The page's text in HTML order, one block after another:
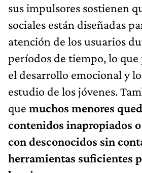
sus impulsores sostienen
sociales están diseñadas
atención de los usuarios
períodos de tiempo, lo que
el desarrollo emocional y
estudio de los jóvenes.
que muchos menores
contenidos inapropiados
con desconocidos sin
herramientas suficientes